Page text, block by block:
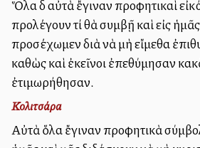
Ὅλα δὲ αὐτὰ ἔγιναν προφητικαὶ
προλέγουν τί θὰ συμβῇ καὶ εἰς
προσέχωμεν διὰ νὰ μὴ εἴμεθα
καθὼς καὶ ἐκεῖνοι ἐπεθύμησαν
ἐτιμωρήθησαν.
Κολιτσάρα
Αὐτὰ ὅλα ἔγιναν προφητικὰ σύμβολα